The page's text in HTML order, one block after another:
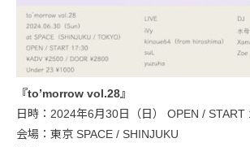
『to’morrow vol.28』
日時：2024年6月30日（日） OPEN / START
会場：東京 SPACE / SHINJUKU